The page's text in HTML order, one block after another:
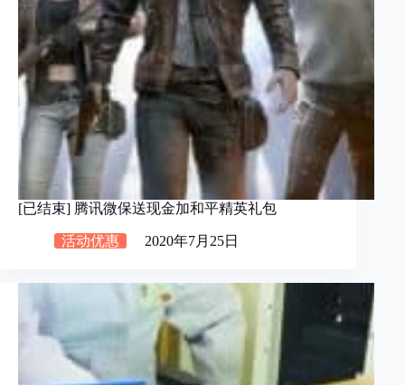
[已结束] 腾讯微保送现金加和平精英礼包
活动优惠 2020年7月25日